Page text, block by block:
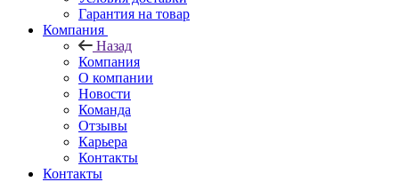
Гарантия на товар
Компания
Назад
Компания
О компании
Новости
Команда
Отзывы
Карьера
Контакты
Контакты